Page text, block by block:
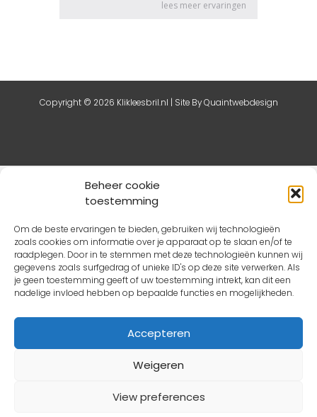
Beheer cookie
toestemming
Om de beste ervaringen te bieden, gebruiken wij technologieën
zoals cookies om informatie over je apparaat op te slaan en/of te
raadplegen. Door in te stemmen met deze technologieën kunnen wij
gegevens zoals surfgedrag of unieke ID's op deze site verwerken. Als
je geen toestemming geeft of uw toestemming intrekt, kan dit een
nadelige invloed hebben op bepaalde functies en mogelijkheden.
Accepteren
Weigeren
View preferences
Copyright © 2026 Klikleesbril.nl | Site ByQuaintwebdesign
De waardering van klikleesbril.nl bij
Klantbeoordelingenis 8.8/10 gebaseerd op 61 reviews.